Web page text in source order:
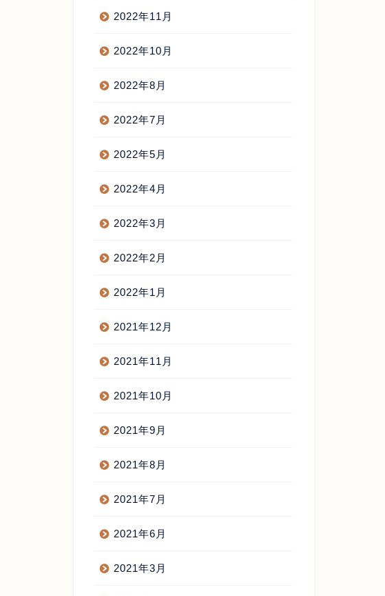
2022年11月
2022年10月
2022年8月
2022年7月
2022年5月
2022年4月
2022年3月
2022年2月
2022年1月
2021年12月
2021年11月
2021年10月
2021年9月
2021年8月
2021年7月
2021年6月
2021年3月